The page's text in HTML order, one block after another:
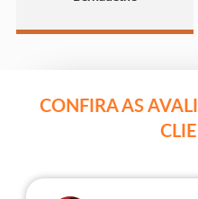
CONFIRA AS